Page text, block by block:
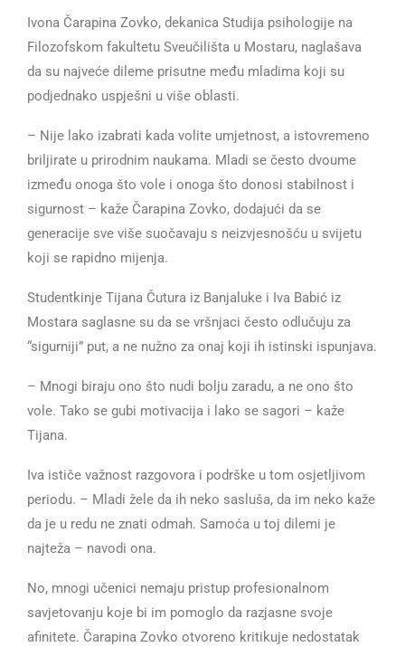
Ivona Čarapina Zovko, dekanica Studija psihologije na
Filozofskom fakultetu Sveučilišta u Mostaru, naglašava
da su najveće dileme prisutne među mladima koji su
podjednako uspješni u više oblasti.
– Nije lako izabrati kada volite umjetnost, a istovremeno
briljirate u prirodnim naukama. Mladi se često dvoume
između onoga što vole i onoga što donosi stabilnost i
sigurnost – kaže Čarapina Zovko, dodajući da se
generacije sve više suočavaju s neizvjesnošću u svijetu
koji se rapidno mijenja.
Studentkinje Tijana Čutura iz Banjaluke i Iva Babić iz
Mostara saglasne su da se vršnjaci često odlučuju za
“sigurniji” put, a ne nužno za onaj koji ih istinski ispunjava.
– Mnogi biraju ono što nudi bolju zaradu, a ne ono što
vole. Tako se gubi motivacija i lako se sagori – kaže
Tijana.
Iva ističe važnost razgovora i podrške u tom osjetljivom
periodu. – Mladi žele da ih neko sasluša, da im neko kaže
da je u redu ne znati odmah. Samoća u toj dilemi je
najteža – navodi ona.
No, mnogi učenici nemaju pristup profesionalnom
savjetovanju koje bi im pomoglo da razjasne svoje
afinitete. Čarapina Zovko otvoreno kritikuje nedostatak